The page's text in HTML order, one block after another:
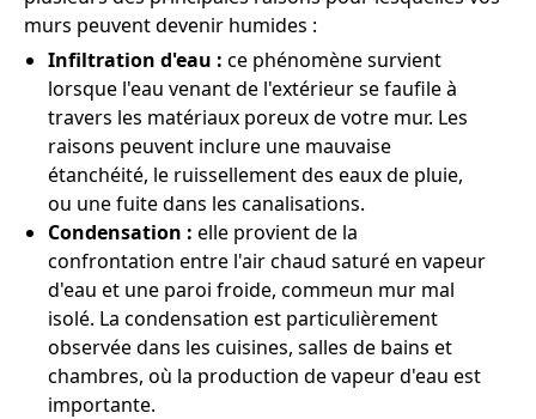
murs peuvent devenir humides :
Infiltration d'eau : ce phénomène survient
lorsque l'eau venant de l'extérieur se faufile à
travers les matériaux poreux de votre mur. Les
raisons peuvent inclure une mauvaise
étanchéité, le ruissellement des eaux de pluie,
ou une fuite dans les canalisations.
Condensation : elle provient de la
confrontation entre l'air chaud saturé en vapeur
d'eau et une paroi froide, commeun mur mal
isolé. La condensation est particulièrement
observée dans les cuisines, salles de bains et
chambres, où la production de vapeur d'eau est
importante.